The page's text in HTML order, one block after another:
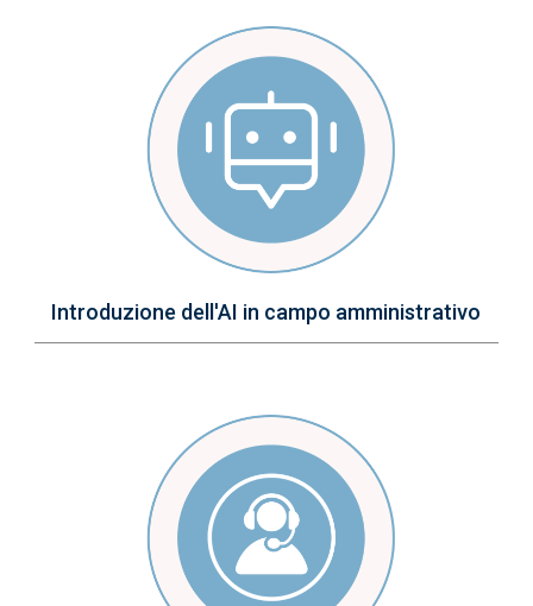
Introduzione dell'AI in campo amministrativo